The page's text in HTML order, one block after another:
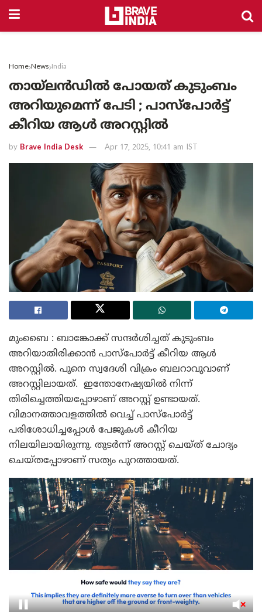
Home News India
തായ്‌ലൻഡിൽ പോയത് കുടുംബം
അറിയുമെന്ന് പേടി ; പാസ്പോർട്ട്
കീറിയ ആൾ അറസ്റ്റിൽ
by Brave India Desk Apr 17, 2025, 10:41 am IST
മുംബൈ : ബാങ്കോക്ക് സന്ദർശിച്ചത് കുടുംബം
അറിയാതിരിക്കാൻ പാസ്പോർട്ട് കീറിയ ആൾ
അറസ്റ്റിൽ. പൂനെ സ്വദേശി വിക്രം ബലറാവുവാണ്
അറസ്റ്റിലായത്. ഇന്തോനേഷ്യയിൽ നിന്ന്
തിരിച്ചെത്തിയപ്പോഴാണ് അറസ്റ്റ് ഉണ്ടായത്.
വിമാനത്താവളത്തിൽ വെച്ച് പാസ്പോർട്ട്
പരിശോധിച്ചപ്പോൾ പേജുകൾ കീറിയ
നിലയിലായിരുന്നു. തുടർന്ന് അറസ്റ്റ് ചെയ്ത് ചോദ്യം
ചെയ്തപ്പോഴാണ് സത്യം പുറത്തായത്.